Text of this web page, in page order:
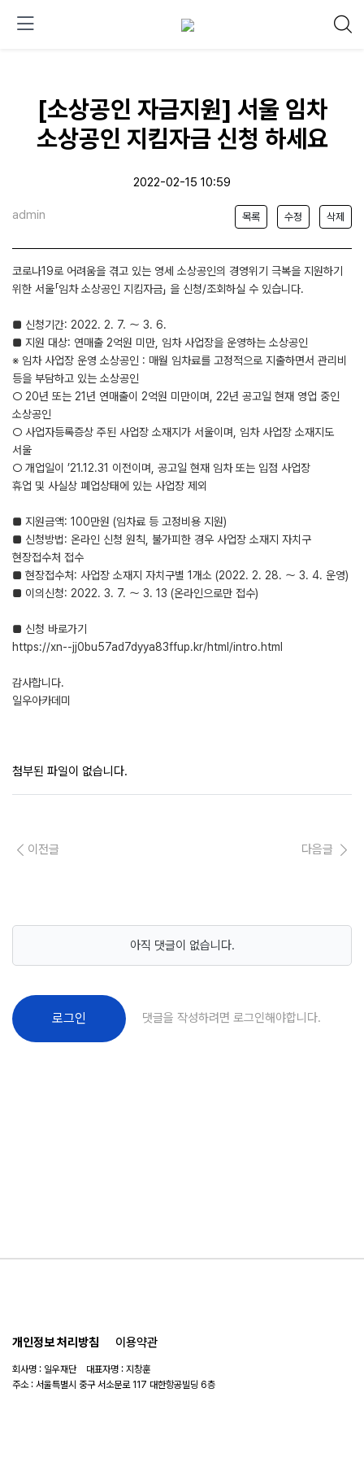
[소상공인 자금지원] 서울 임차
소상공인 지킴자금 신청 하세요
2022-02-15 10:59
admin 목록 수정 삭제
코로나19로 어려움을 겪고 있는 영세 소상공인의 경영위기 극복을 지원하기
위한 서울「임차 소상공인 지킴자금」 을 신청/조회하실 수 있습니다.
■ 신청기간: 2022. 2. 7. ～ 3. 6.
■ 지원 대상: 연매출 2억원 미만, 임차 사업장을 운영하는 소상공인
※ 임차 사업장 운영 소상공인 : 매월 임차료를 고정적으로 지출하면서 관리비
등을 부담하고 있는 소상공인
○ 20년 또는 21년 연매출이 2억원 미만이며, 22년 공고일 현재 영업 중인
소상공인
○ 사업자등록증상 주된 사업장 소재지가 서울이며, 임차 사업장 소재지도
서울
○ 개업일이 ’21.12.31 이전이며, 공고일 현재 임차 또는 입점 사업장
휴업 및 사실상 폐업상태에 있는 사업장 제외
■ 지원금액: 100만원 (임차료 등 고정비용 지원)
■ 신청방법: 온라인 신청 원칙, 불가피한 경우 사업장 소재지 자치구
현장접수처 접수
■ 현장접수처: 사업장 소재지 자치구별 1개소 (2022. 2. 28. ～ 3. 4. 운영)
■ 이의신청: 2022. 3. 7. ～ 3. 13 (온라인으로만 접수)
■ 신청 바로가기
https://xn--jj0bu57ad7dyya83ffup.kr/html/intro.html
감사합니다.
일우아카데미
첨부된 파일이 없습니다.
이전글 다음글
아직 댓글이 없습니다.
로그인 댓글을 작성하려면 로그인해야합니다.
개인정보 처리방침 이용약관
회사명 : 일우재단 대표자명 : 지창훈
주소 : 서울특별시 중구 서소문로 117 대한항공빌딩 6층